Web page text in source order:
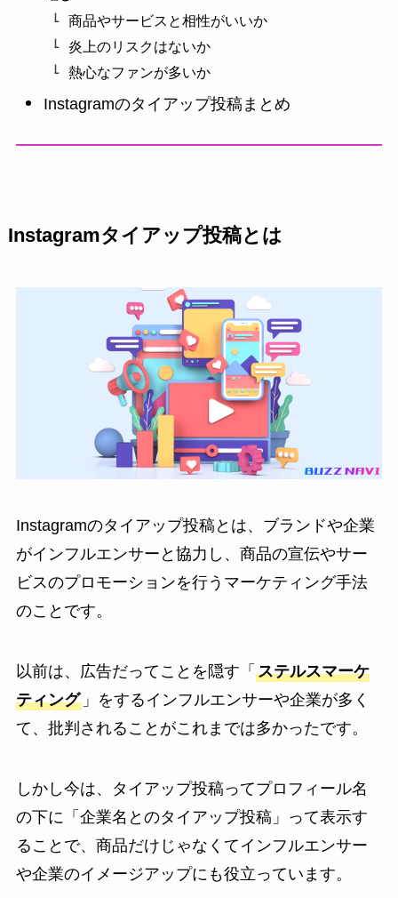
商品やサービスと相性がいいか
炎上のリスクはないか
熱心なファンが多いか
Instagramのタイアップ投稿まとめ
Instagramタイアップ投稿とは
Instagramのタイアップ投稿とは、ブランドや企業
がインフルエンサーと協力し、商品の宣伝やサー
ビスのプロモーションを行うマーケティング手法
のことです。
以前は、広告だってことを隠す「 ステルスマーケ
ティング」をするインフルエンサーや企業が多く
て、批判されることがこれまでは多かったです。
しかし今は、タイアップ投稿ってプロフィール名
の下に「企業名とのタイアップ投稿」って表示す
ることで、商品だけじゃなくてインフルエンサー
や企業のイメージアップにも役立っています。